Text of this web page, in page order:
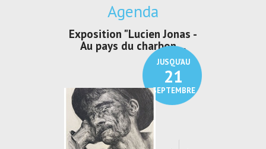
Agenda
JUSQU'AU
21
SEPTEMBRE
Exposition "Lucien Jonas -
Au pays du charbon ...